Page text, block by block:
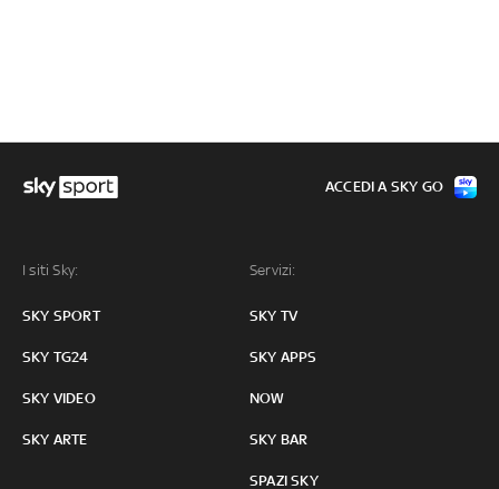
I siti Sky:
SKY SPORT
SKY TG24
SKY VIDEO
SKY ARTE
Servizi:
SKY TV
SKY APPS
NOW
SKY BAR
SPAZI SKY
ACCEDI A SKY GO